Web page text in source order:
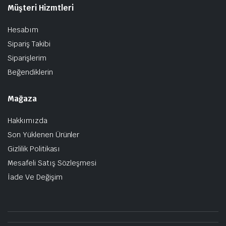
Müşteri Hizmtleri
Hesabım
Sipariş Takibi
Siparişlerim
Beğendiklerin
Mağaza
Hakkımızda
Son Yüklenen Ürünler
Gizlilik Politikası
Mesafeli Satış Sözleşmesi
İade Ve Değişim